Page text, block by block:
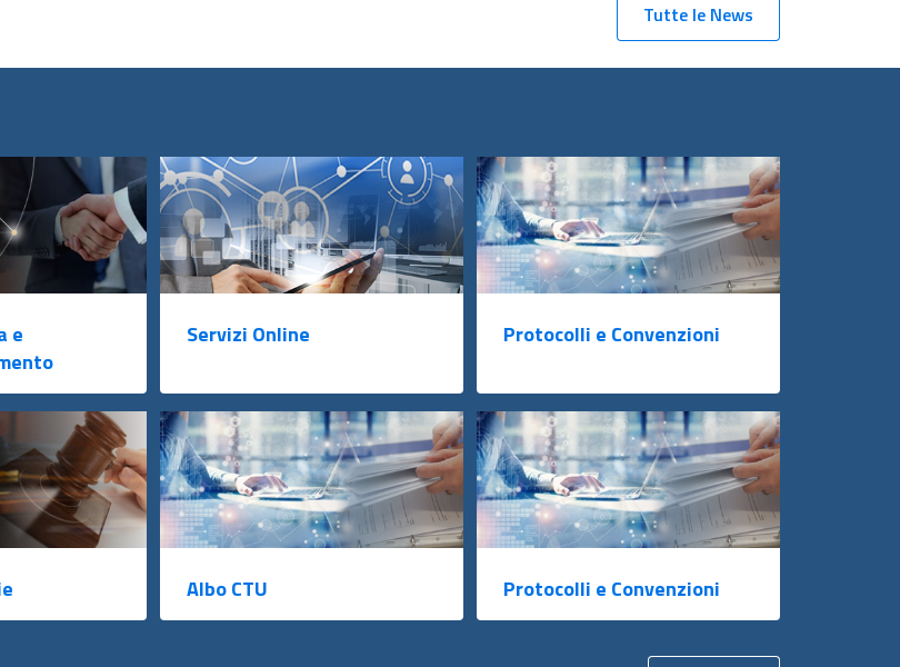
Tutte le News
e
Servizi Online Protocolli e Convenzioni
Albo CTU Protocolli e Convenzioni